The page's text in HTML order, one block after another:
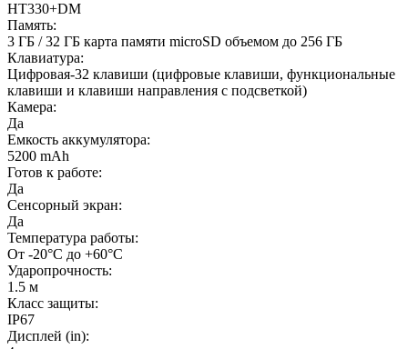
HT330+DM
Память:
3 ГБ / 32 ГБ карта памяти microSD объемом до 256 ГБ
Клавиатура:
Цифровая-32 клавиши (цифровые клавиши, функциональные
клавиши и клавиши направления с подсветкой)
Камера:
Да
Емкость аккумулятора:
5200 mAh
Готов к работе:
Да
Сенсорный экран:
Да
Температура работы:
От -20°C до +60°C
Ударопрочность:
1.5 м
Класс защиты:
IP67
Дисплей (in):